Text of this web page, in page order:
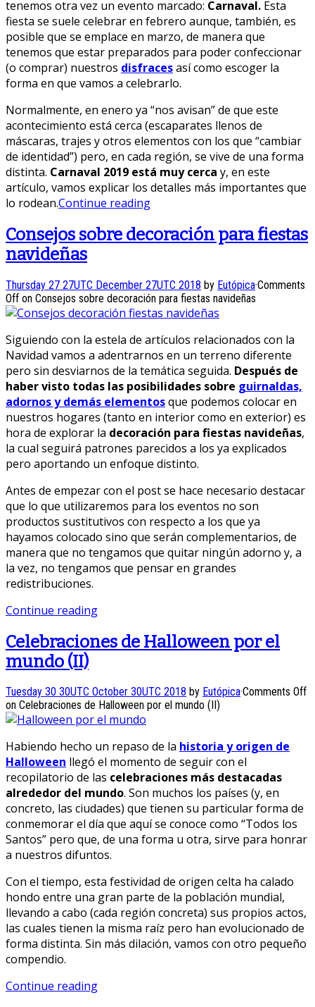
tenemos otra vez un evento marcado: Carnaval. Esta
fiesta se suele celebrar en febrero aunque, también, es
posible que se emplace en marzo, de manera que
tenemos que estar preparados para poder confeccionar
(o comprar) nuestros disfracesasí como escoger la
forma en que vamos a celebrarlo.
Normalmente, en enero ya “nos avisan” de que este
acontecimiento está cerca (escaparates llenos de
máscaras, trajes y otros elementos con los que “cambiar
de identidad”) pero, en cada región, se vive de una forma
distinta. Carnaval 2019 está muy cerca y, en este
artículo, vamos explicar los detalles más importantes que
lo rodean.Continue reading
Consejos sobre decoración para fiestas
navideñas
Thursday 27 27UTC December 27UTC 2018 by Eutópica·Comments
Off on Consejos sobre decoración para fiestas navideñas
Siguiendo con la estela de artículos relacionados con la
Navidad vamos a adentrarnos en un terreno diferente
pero sin desviarnos de la temática seguida. Después de
haber visto todas las posibilidades sobre guirnaldas,
adornos y demás elementosque podemos colocar en
nuestros hogares (tanto en interior como en exterior) es
hora de explorar la decoración para fiestas navideñas,
la cual seguirá patrones parecidos a los ya explicados
pero aportando un enfoque distinto.
Antes de empezar con el post se hace necesario destacar
que lo que utilizaremos para los eventos no son
productos sustitutivos con respecto a los que ya
hayamos colocado sino que serán complementarios, de
manera que no tengamos que quitar ningún adorno y, a
la vez, no tengamos que pensar en grandes
redistribuciones.
Continue reading
Celebraciones de Halloween por el
mundo (II)
Tuesday 30 30UTC October 30UTC 2018 by Eutópica·Comments Off
on Celebraciones de Halloween por el mundo (II)
Habiendo hecho un repaso de la historia y origen de
Halloween llegó el momento de seguir con el
recopilatorio de las celebraciones más destacadas
alrededor del mundo. Son muchos los países (y, en
concreto, las ciudades) que tienen su particular forma de
conmemorar el día que aquí se conoce como “Todos los
Santos” pero que, de una forma u otra, sirve para honrar
a nuestros difuntos.
Con el tiempo, esta festividad de origen celta ha calado
hondo entre una gran parte de la población mundial,
llevando a cabo (cada región concreta) sus propios actos,
las cuales tienen la misma raíz pero han evolucionado de
forma distinta. Sin más dilación, vamos con otro pequeño
compendio.
Continue reading